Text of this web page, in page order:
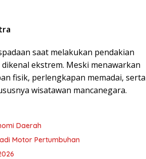
saat melakukan pendakian
ekstrem. Meski menawarkan
fisik, perlengkapan memadai, serta
wisatawan mancanegara.
Daerah
Motor Pertumbuhan